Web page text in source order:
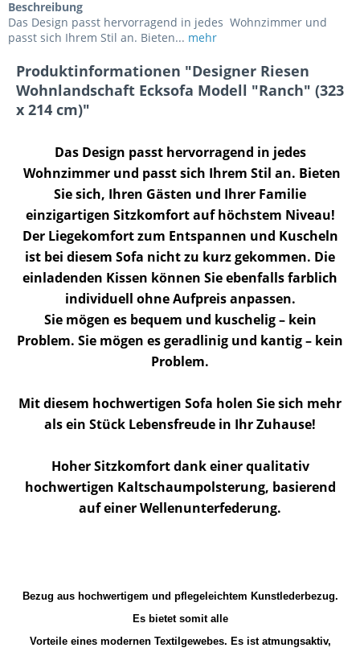
Beschreibung
Das Design passt hervorragend in jedes Wohnzimmer und
passt sich Ihrem Stil an. Bieten... mehr
Produktinformationen "Designer Riesen
Wohnlandschaft Ecksofa Modell "Ranch" (323
x 214 cm)"
Das Design passt hervorragend in jedes
Wohnzimmer und passt sich Ihrem Stil an. Bieten
Sie sich, Ihren Gästen und Ihrer Familie
einzigartigen Sitzkomfort auf höchstem Niveau!
Der Liegekomfort zum Entspannen und Kuscheln
ist bei diesem Sofa nicht zu kurz gekommen. Die
einladenden Kissen können Sie ebenfalls farblich
individuell ohne Aufpreis anpassen.
Sie mögen es bequem und kuschelig – kein
Problem. Sie mögen es geradlinig und kantig – kein
Problem.
Mit diesem hochwertigen Sofa holen Sie sich mehr
als ein Stück Lebensfreude in Ihr Zuhause!
Hoher Sitzkomfort dank einer qualitativ
hochwertigen Kaltschaumpolsterung, basierend
auf einer Wellenunterfederung.
Bezug aus hochwertigem und pflegeleichtem Kunstlederbezug.
Es bietet somit alle
Vorteile eines modernen Textilgewebes. Es ist atmungsaktiv,